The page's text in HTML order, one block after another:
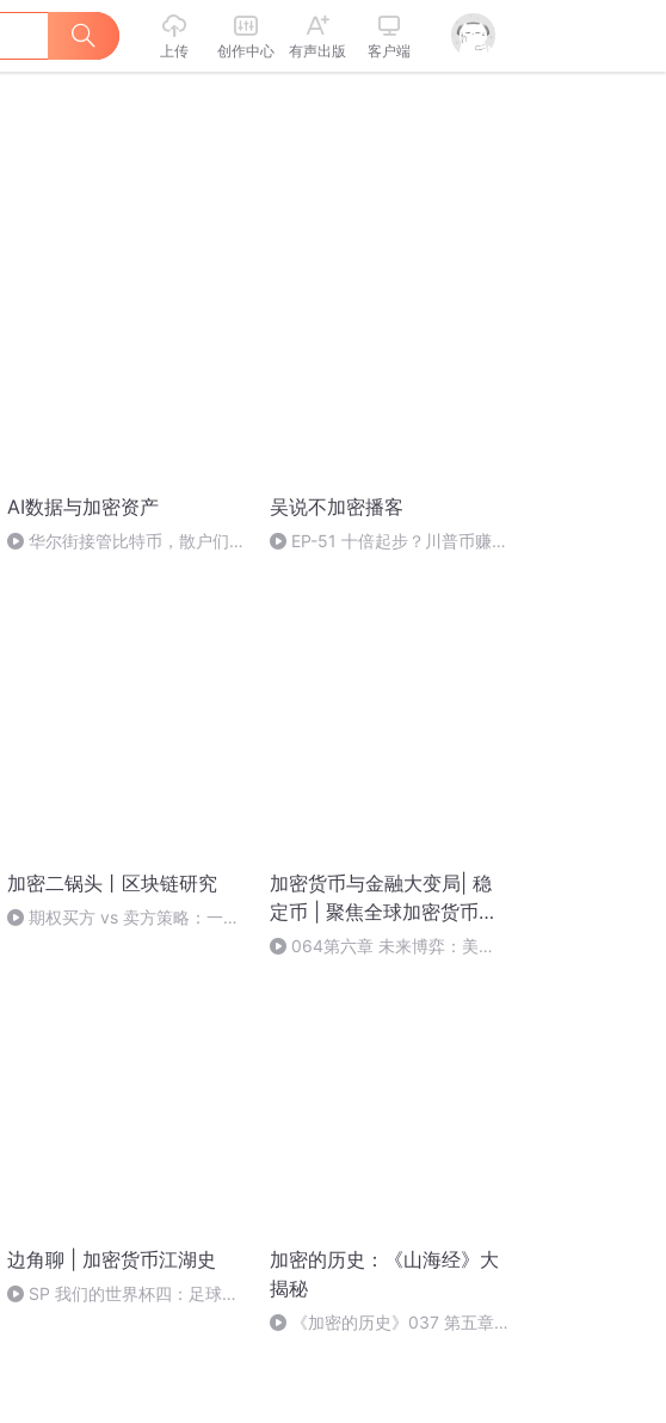
上传 创作中心 有声出版 客户端
AI数据与加密资产
华尔街接管比特币，散户们还
吴说不加密播客
EP-51 十倍起步？川普币赚到
加密二锅头丨区块链研究
期权买方 vs 卖方策略：一份
加密货币与金融大变局| 稳
定币 | 聚焦全球加密货币与
稳定币议题
064第六章 未来博弈：美国
边角聊 | 加密货币江湖史
SP 我们的世界杯四：足球才
加密的历史：《山海经》大
揭秘
《加密的历史》037 第五章